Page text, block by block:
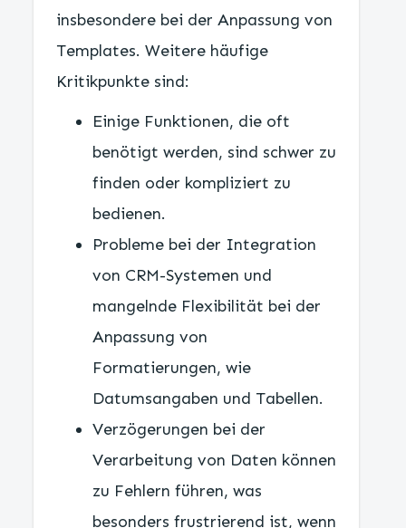
insbesondere bei der Anpassung von
Templates. Weitere häufige
Kritikpunkte sind:
Einige Funktionen, die oft
benötigt werden, sind schwer zu
finden oder kompliziert zu
bedienen.
Probleme bei der Integration
von CRM-Systemen und
mangelnde Flexibilität bei der
Anpassung von
Formatierungen, wie
Datumsangaben und Tabellen.
Verzögerungen bei der
Verarbeitung von Daten können
zu Fehlern führen, was
besonders frustrierend ist, wenn